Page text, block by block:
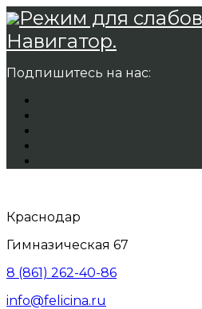
Режим для
Навигатор.
Подпишитесь на нас:
Краснодар
Гимназическая 67
8 (861) 262-40-86
info@felicina.ru